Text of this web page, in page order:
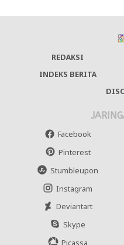
REDAKSI
INDEKS BERITA
Facebook
Pinterest
Stumbleupon
Instagram
Deviantart
Skype